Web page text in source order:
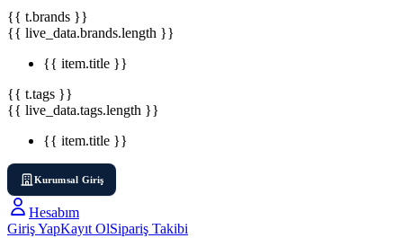
{{ t.brands }}
{{ live_data.brands.length }}
{{ item.title }}
{{ t.tags }}
{{ live_data.tags.length }}
{{ item.title }}
Kurumsal Giriş
Hesabım
Giriş YapKayıt OlSipariş Takibi